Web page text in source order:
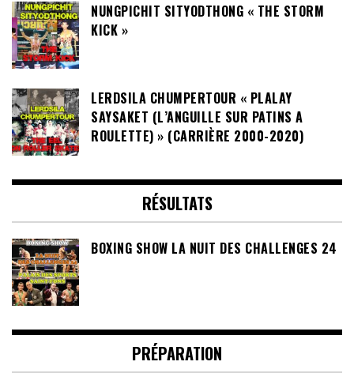
NUNGPICHIT SITYODTHONG « THE STORM
KICK »
LERDSILA CHUMPERTOUR « PLALAY
SAYSAKET (L’ANGUILLE SUR PATINS A
ROULETTE) » (CARRIÈRE 2000-2020)
RÉSULTATS
BOXING SHOW LA NUIT DES CHALLENGES 24
PRÉPARATION